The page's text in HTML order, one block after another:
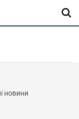
новини